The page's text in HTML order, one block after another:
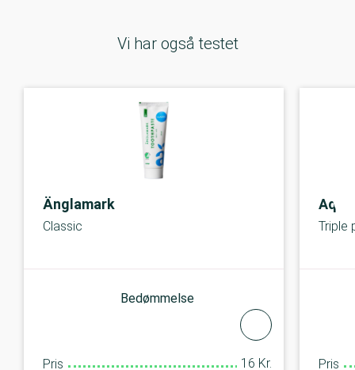
Vi har også testet
Änglamark
Classic
Bedømmelse
Pris 16 Kr.
Triple
Pris